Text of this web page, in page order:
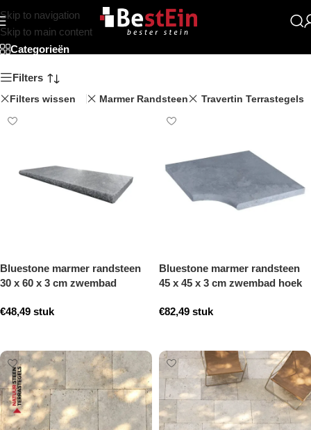
Skip to navigation
Skip to main content
Beststein
Categorieën
Filters
Filters wissen Marmer Randsteen Travertin Terrastegels
Bluestone marmer randsteen
30 x 60 x 3 cm zwembad
€48,49 stuk
Bluestone marmer randsteen
45 x 45 x 3 cm zwembad hoek
€82,49 stuk